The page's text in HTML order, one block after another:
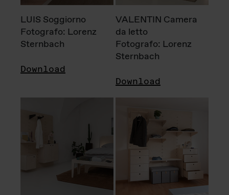
LUIS Soggiorno
Fotografo: Lorenz
Sternbach
Download
VALENTIN Camera
da letto
Fotografo: Lorenz
Sternbach
Download